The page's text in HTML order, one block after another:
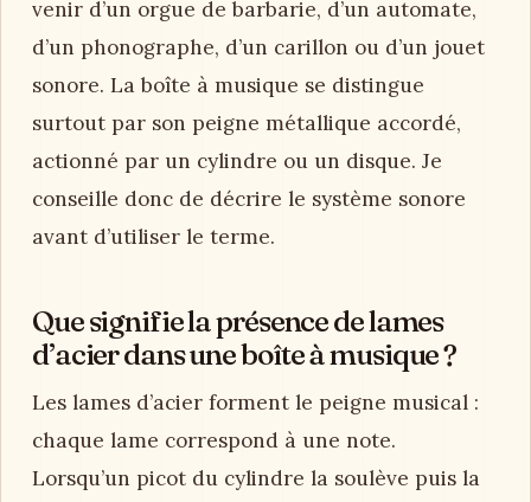
venir d’un orgue de barbarie, d’un automate,
d’un phonographe, d’un carillon ou d’un jouet
sonore. La boîte à musique se distingue
surtout par son peigne métallique accordé,
actionné par un cylindre ou un disque. Je
conseille donc de décrire le système sonore
avant d’utiliser le terme.
Que signifie la présence de lames
d’acier dans une boîte à musique ?
Les lames d’acier forment le peigne musical :
chaque lame correspond à une note.
Lorsqu’un picot du cylindre la soulève puis la